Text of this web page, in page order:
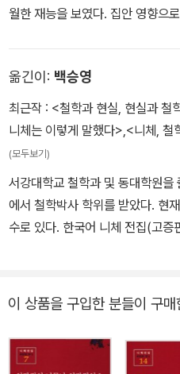
월한 재능을 보였다. 집안 영향으
문을 제출하기 전에 이미 명문대
뛰어난 학생이었다. 1869년부터
교수로 일하던 그는 1879년 건강
다. 편두통과 위통에 시달리는 데
서 여름에는 독일이나 스위스에서
철학 그리고 과학에 대한 비평을
신이상 증세에 시달리다가 1900
“신은 죽었다. 우리가 신을 죽였다
에 이를 존재로 보았다. 초인은
로운 가치를 만들어내는 인간을
옮긴이: 백승영
최근작 : <철학과 현실, 현실과 철
니체는 이렇게 말했다> <니체, 철
(모두보기)
서강대학교 철학과 및 동대학원
에서 철학박사 학위를 받았다. 현
수로 있다. 한국어 니체 전집(고
(실천철학), 《니체는 이렇게 말했
>에 대한 철학적·문학적 해석》을
혼》, 《차라투스트라는 이렇게 말했
설자이기도 하다. 이외의 단독 저서로는 《니체, 건강한 삶을 위한 긍
이 상품을 구입한 분들이 구